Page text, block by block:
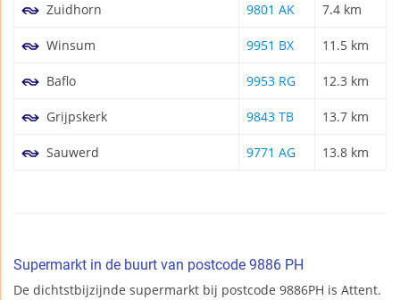
Zuidhorn 9801 AK 7.4 km
Winsum 9951 BX 11.5 km
Baflo 9953 RG 12.3 km
Grijpskerk 9843 TB 13.7 km
Sauwerd 9771 AG 13.8 km
Supermarkt in de buurt van postcode 9886 PH
De dichtstbijzijnde supermarkt bij postcode 9886PH is Attent.